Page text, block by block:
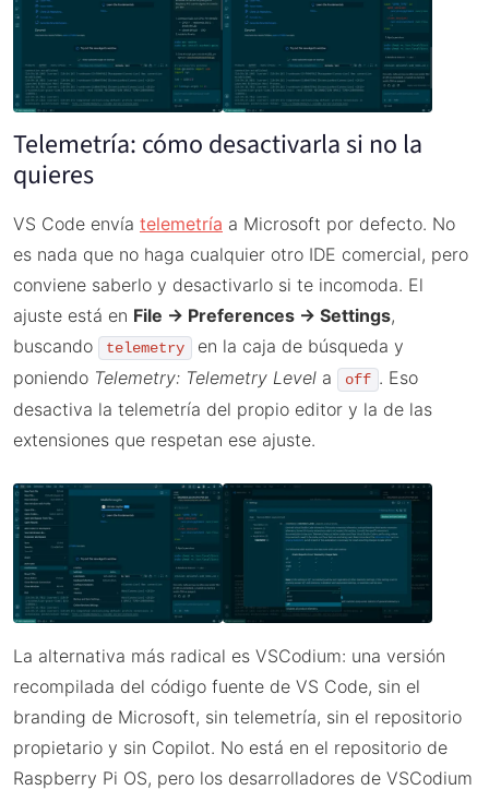
Telemetría: cómo desactivarla si no la
quieres
VS Code envía telemetría a Microsoft por defecto. No
es nada que no haga cualquier otro IDE comercial, pero
conviene saberlo y desactivarlo si te incomoda. El
ajuste está en File → Preferences → Settings,
buscando
telemetry en la caja de búsqueda y
poniendo Telemetry: Telemetry Level a off . Eso
desactiva la telemetría del propio editor y la de las
extensiones que respetan ese ajuste.
La alternativa más radical es VSCodium: una versión
recompilada del código fuente de VS Code, sin el
branding de Microsoft, sin telemetría, sin el repositorio
propietario y sin Copilot. No está en el repositorio de
Raspberry Pi OS, pero los desarrolladores de VSCodium